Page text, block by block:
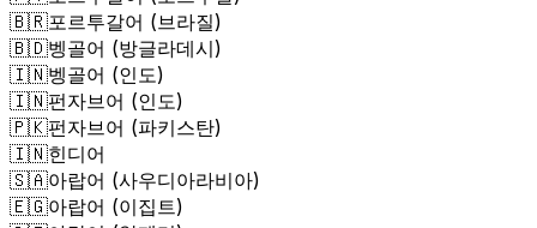
🇧🇷포르투갈어 (브라질)
🇧🇩벵골어 (방글라데시)
🇮🇳벵골어 (인도)
🇮🇳펀자브어 (인도)
🇵🇰펀자브어 (파키스탄)
🇮🇳힌디어
🇸🇦아랍어 (사우디아라비아)
🇪🇬아랍어 (이집트)